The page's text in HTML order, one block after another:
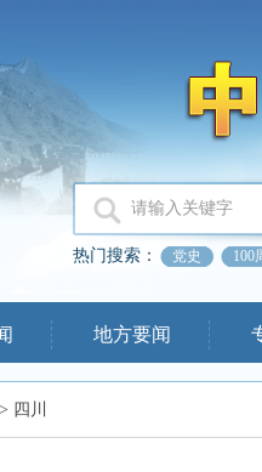
热门搜索： 党史 100
地方要闻
> 四川